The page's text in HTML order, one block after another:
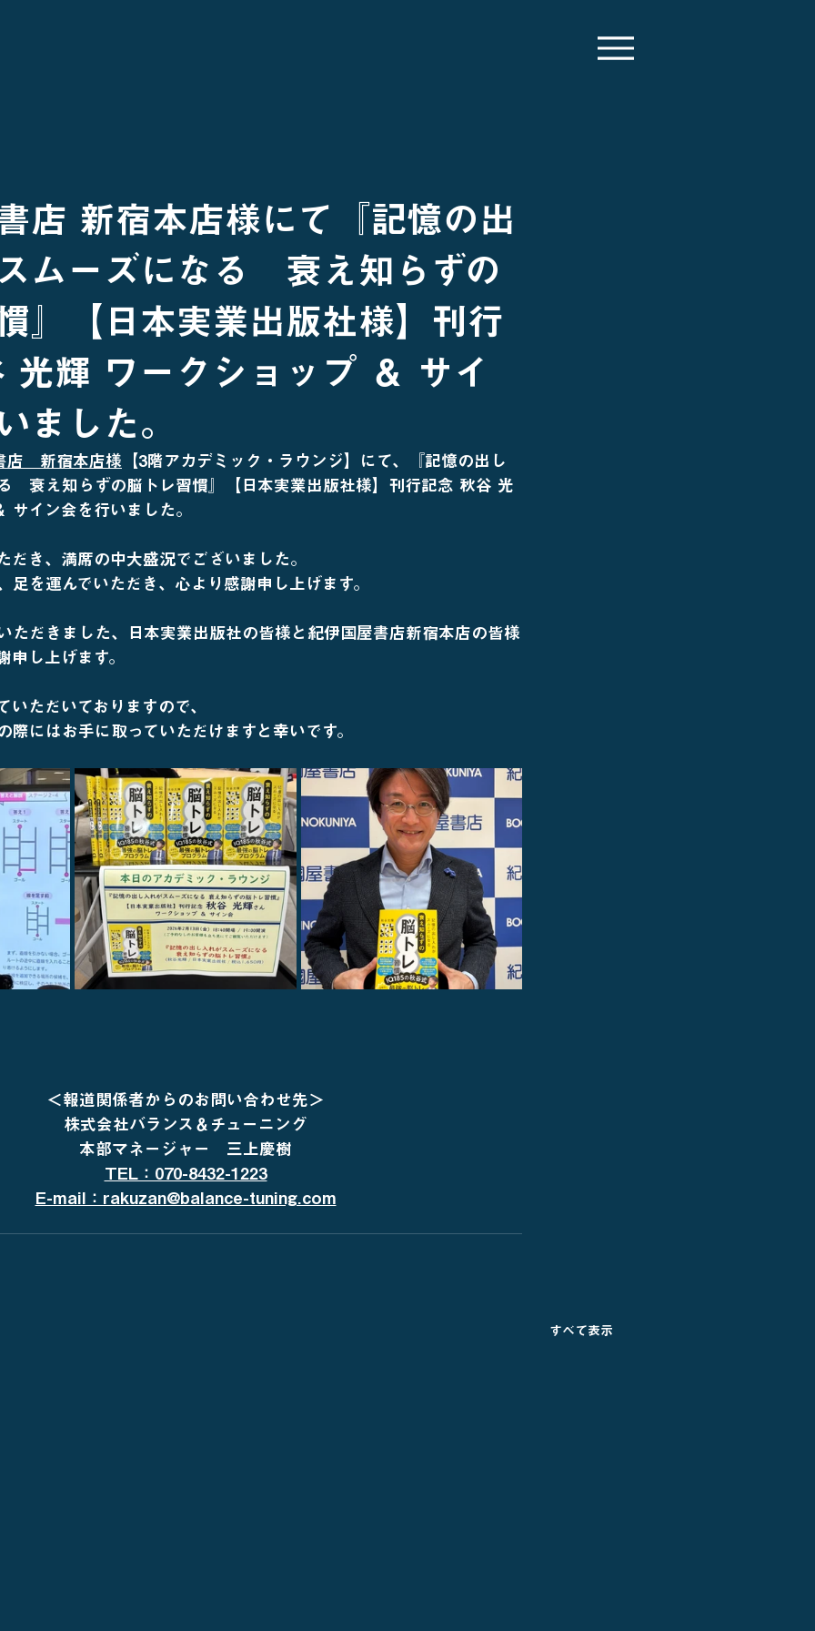
店 新宿本店様にて『記憶の出
ムーズになる 衰え知らずの
』【日本実業出版社様】刊行
光輝 ワークショップ ＆ サイ
ました。
店　新宿本店様 【3階アカデミック・ラウンジ】にて、『記憶の出し
　衰え知らずの脳トレ習慣』【日本実業出版社様】刊行記念 秋谷 光
サイン会を行いました。
だき、満席の中大盛況でございました。
足を運んでいただき、心より感謝申し上げます。
ただきました、日本実業出版社の皆様と紀伊国屋書店新宿本店の皆様
申し上げます。
いただいておりますので、
際にはお手に取っていただけますと幸いです。
＜報道関係者からのお問い合わせ先＞
株式会社バランス＆チューニング
本部マネージャー　三上慶樹
TEL：070-8432-1223
E-mail：rakuzan@balance-tuning.com
すべて表示